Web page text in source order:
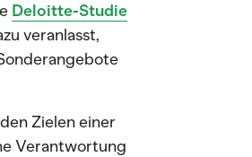
Deloitte-Studie
veranlasst,
Zielen einer
Verantwortung